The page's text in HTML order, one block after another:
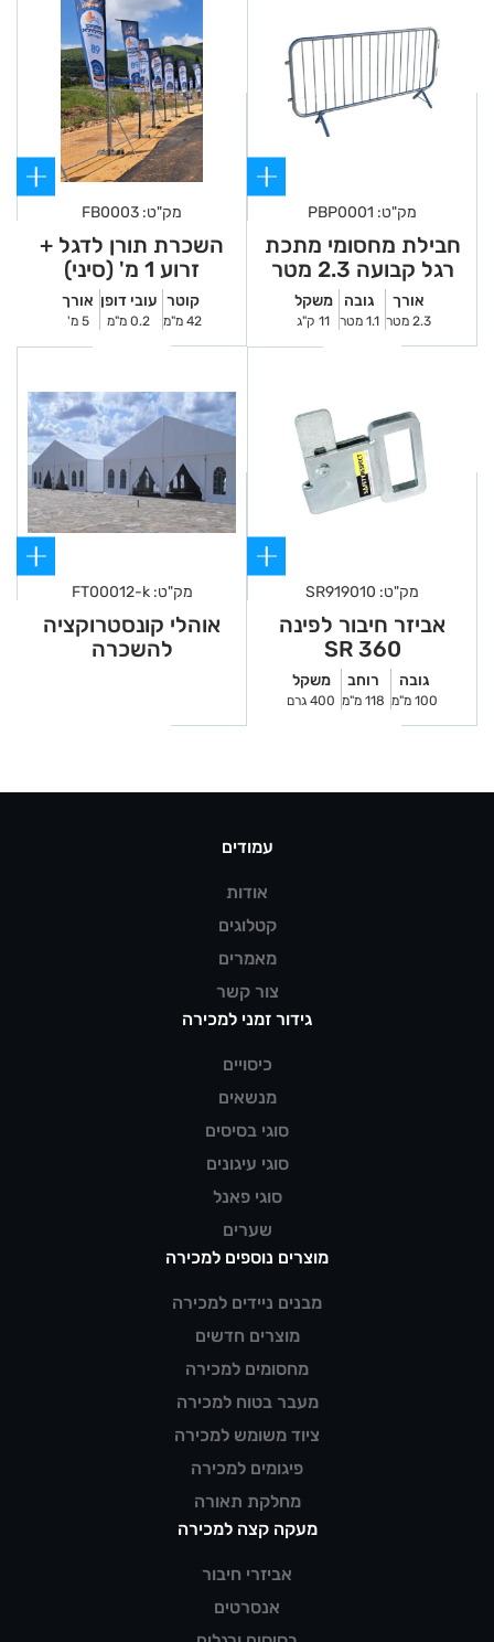
מק"ט: PBP0001
חבילת מחסומי מתכת
רגל קבועה 2.3 מטר
אורך
2.3 מטר
גובה
1.1 מטר
משקל
11 ק"ג
מק"ט: FB0003
השכרת תורן לדגל +
זרוע 1 מ' (סיני)
קוטר
42 מ"מ
עובי דופן
0.2 מ"מ
אורך
5 מ'
מק"ט: SR919010
אביזר חיבור לפינה
360 SR
גובה
100 מ"מ
רוחב
118 מ"מ
משקל
400 גרם
מק"ט: FT00012-k
אוהלי קונסטרוקציה
להשכרה
עמודים
אודות
קטלוגים
מאמרים
צור קשר
גידור זמני למכירה
כיסויים
מנשאים
סוגי בסיסים
סוגי עיגונים
סוגי פאנל
שערים
מוצרים נוספים למכירה
מבנים ניידים למכירה
מוצרים חדשים
מחסומים למכירה
מעבר בטוח למכירה
ציוד משומש למכירה
פיגומים למכירה
מחלקת תאורה
מעקה קצה למכירה
אביזרי חיבור
אנסרטים